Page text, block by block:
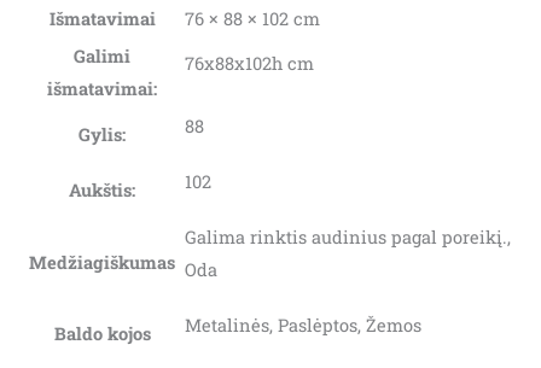
Išmatavimai
76 × 88 × 102 cm
Galimi
išmatavimai:
76x88x102h cm
Gylis: 88
Aukštis: 102
Medžiagiškumas
Galima rinktis audinius pagal poreikį.,
Oda
Baldo kojos Metalinės, Paslėptos, Žemos